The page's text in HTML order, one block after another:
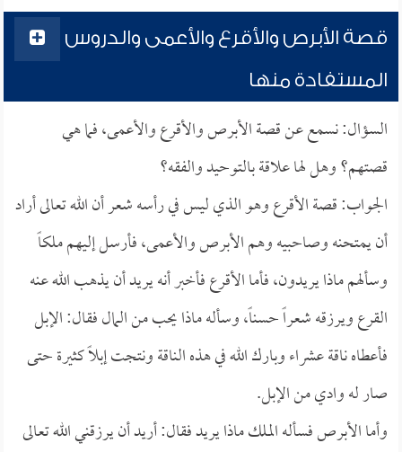
قصة الأبرص والأقرع والأعمى والدروس
المستفادة منها
السؤال: نسمع عن قصة الأبرص والأقرع والأعمى، فما هي
قصتهم؟ وهل لها علاقة بالتوحيد والفقه؟
الجواب: قصة الأقرع وهو الذي ليس في رأسه شعر أن الله تعالى أراد
أن يمتحنه وصاحبيه وهم الأبرص والأعمى، فأرسل إليهم ملكاً
وسألهم ماذا يريدون، فأما الأقرع فأخبر أنه يريد أن يذهب الله عنه
القرع ويرزقه شعراً حسناً، وسأله ماذا يحب من المال فقال: الإبل
فأعطاه ناقة عشراء وبارك الله في هذه الناقة ونتجت إبلاً كثيرة حتى
صار له وادي من الإبل.
وأما الأبرص فسأله الملك ماذا يريد فقال: أريد أن يرزقني الله تعالى